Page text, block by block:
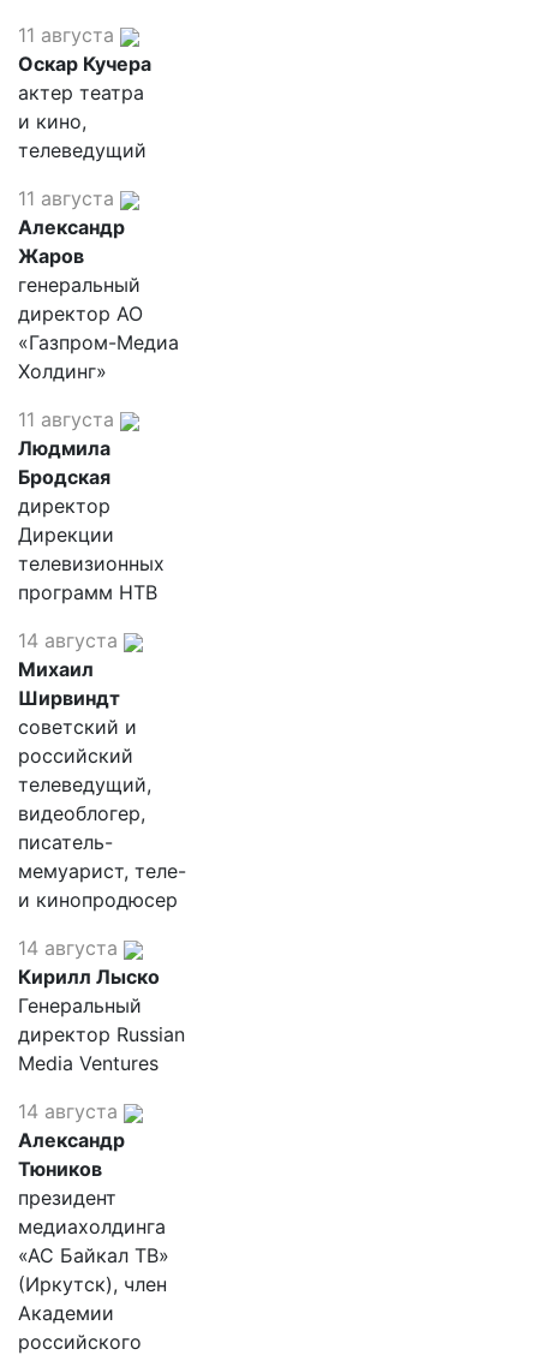
11 августа
Оскар Кучера
актер театра
и кино,
телеведущий
11 августа
Александр
Жаров
генеральный
директор АО
«Газпром-Медиа
Холдинг»
11 августа
Людмила
Бродская
директор
Дирекции
телевизионных
программ НТВ
14 августа
Михаил
Ширвиндт
советский и
российский
телеведущий,
видеоблогер,
писатель-
мемуарист, теле-
и кинопродюсер
14 августа
Кирилл Лыско
Генеральный
директор Russian
Media Ventures
14 августа
Александр
Тюников
президент
медиахолдинга
«АС Байкал ТВ»
(Иркутск), член
Академии
российского